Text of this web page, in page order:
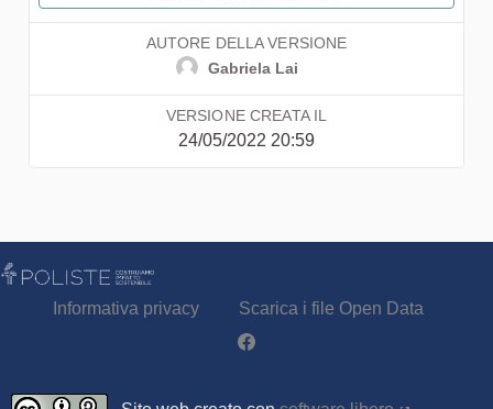
AUTORE DELLA VERSIONE
Gabriela Lai
VERSIONE CREATA IL
24/05/2022 20:59
Informativa privacy
Scarica i file Open Data
Partecipa - Poliste su Facebook